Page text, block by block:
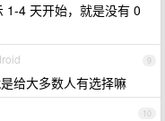
1-4 天开始，就是没有 0
9
给大多数人有选择嘛
10